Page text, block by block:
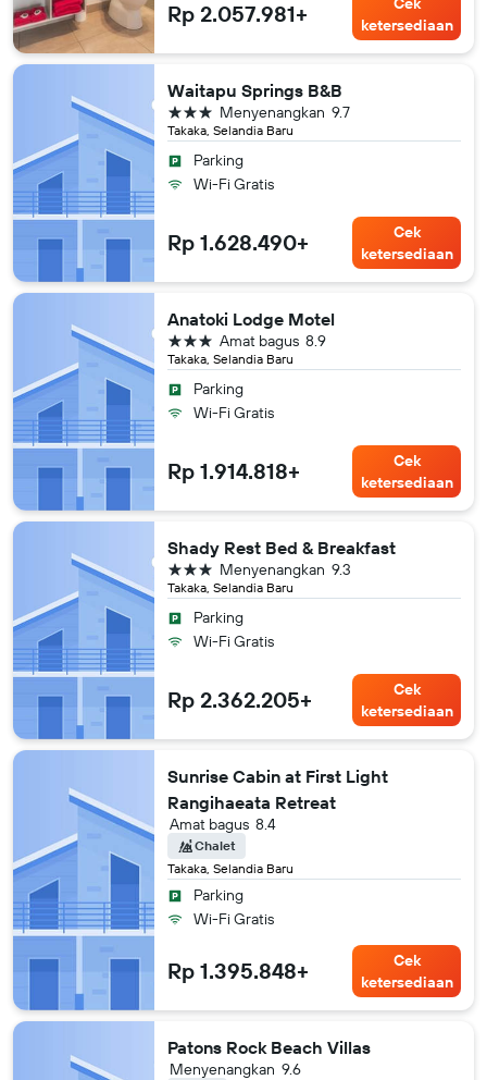
Rp 2.057.981+
ketersediaan
Waitapu Springs B&B
Takaka, Selandia Baru
9.7
Menyenangkan
bintang 3
Parking
Wi-Fi Gratis
Rp 1.628.490+
Cek
ketersediaan
Anatoki Lodge Motel
Takaka, Selandia Baru
8.9
Amat bagus
bintang 3
Parking
Wi-Fi Gratis
Rp 1.914.818+
Cek
ketersediaan
Shady Rest Bed & Breakfast
Takaka, Selandia Baru
9.3
Menyenangkan
bintang 3
Parking
Wi-Fi Gratis
Rp 2.362.205+
Cek
ketersediaan
Sunrise Cabin at First Light
Rangihaeata Retreat
Takaka, Selandia Baru
8.4
Amat bagus
Chalet
Parking
Wi-Fi Gratis
Rp 1.395.848+
Cek
ketersediaan
Patons Rock Beach Villas
9.6
Menyenangkan